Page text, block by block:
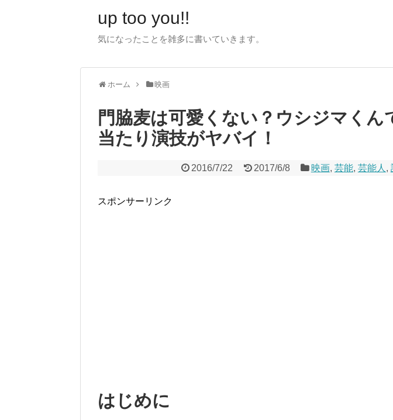
up too you!!
気になったことを雑多に書いていきます。
ホーム 映画
門脇麦は可愛くない？ウシジマくん
当たり演技がヤバイ！
2016/7/22 2017/6/8 映画, 芸能, 芸能人 ,
スポンサーリンク
はじめに